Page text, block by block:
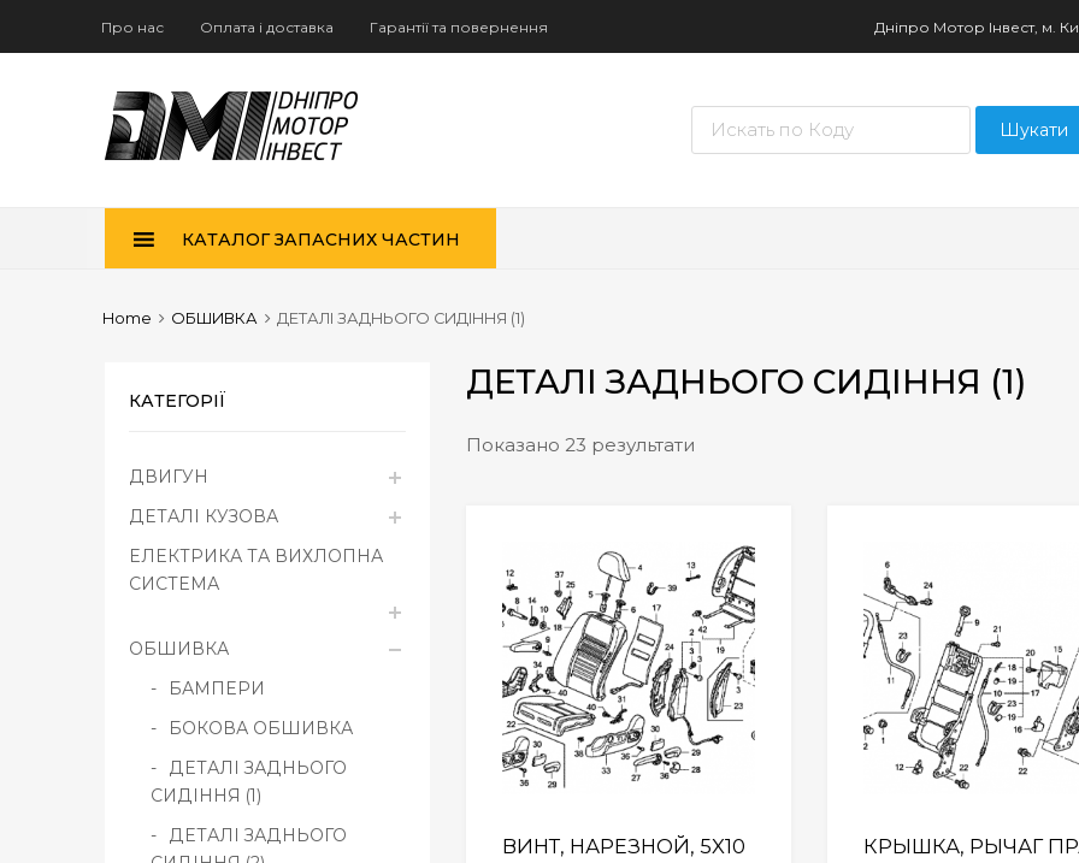
Про нас Оплата і доставка Гарантії та повернення Дніпро Мотор Інвест, м.
Пошук товарів Шукати
КАТАЛОГ ЗАПАСНИХ ЧАСТИН
Home ОБШИВКА ДЕТАЛІ ЗАДНЬОГО СИДІННЯ (1)
ДЕТАЛІ ЗАДНЬОГО СИДІННЯ (1)
Показано 23 результати
ВИНТ, НАРЕЗНОЙ, 5X10
КРЫШКА, РЫЧАГ
КАТЕГОРІЇ
ДВИГУН
ДЕТАЛІ КУЗОВА
ЕЛЕКТРИКА ТА ВИХЛОПНА
СИСТЕМА
ОБШИВКА
БАМПЕРИ
БОКОВА ОБШИВКА
ДЕТАЛІ ЗАДНЬОГО
СИДІННЯ (1)
ДЕТАЛІ ЗАДНЬОГО